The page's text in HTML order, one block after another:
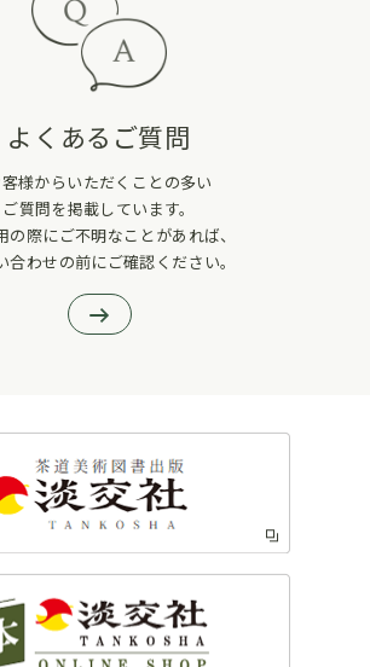
よくあるご質問
様からいただくことの多い
ご質問を掲載しています。
の際にご不明なことがあれば、
合わせの前にご確認ください。